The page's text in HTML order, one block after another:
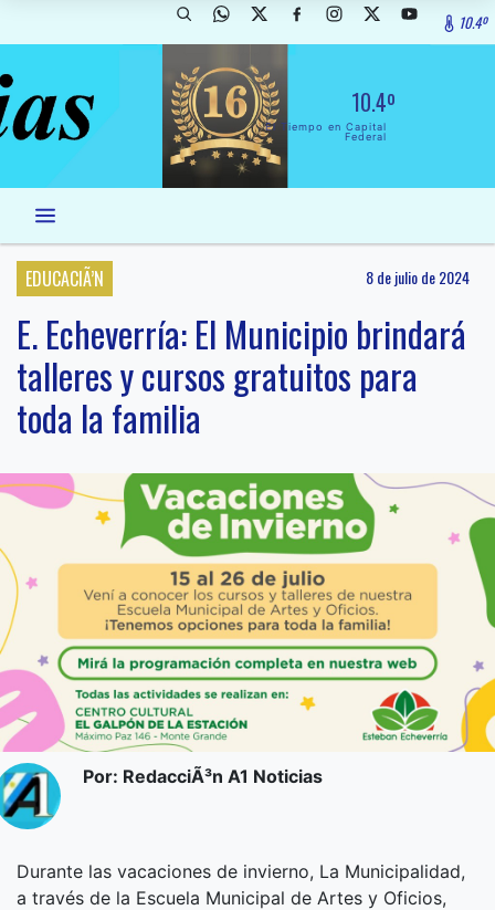
10.4º
10.4º
El Tiempo en Capital
Federal
EDUCACIÃ’N 8 de julio de 2024
E. Echeverría: El Municipio brindará
talleres y cursos gratuitos para
toda la familia
Por: RedacciÃ³n A1 Noticias
Durante las vacaciones de invierno, La Municipalidad,
a través de la Escuela Municipal de Artes y Oficios,